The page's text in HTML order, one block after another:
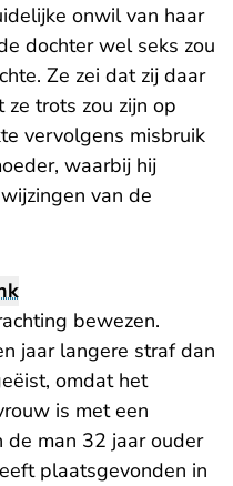
onwil van haar
dochter wel seks zou
Ze zei dat zij daar
trots zou zijn op
vervolgens misbruik
waarbij hij
van de
bewezen.
jaar langere straf dan
omdat het
is met een
man 32 jaar ouder
plaatsgevonden in